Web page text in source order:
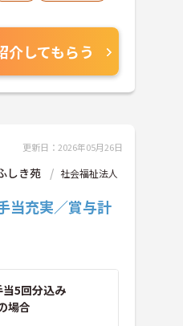
介してもらう
更新日：2026年05月26日
しき苑
社会福祉法人
当充実／賞与計
5回分込み
場合